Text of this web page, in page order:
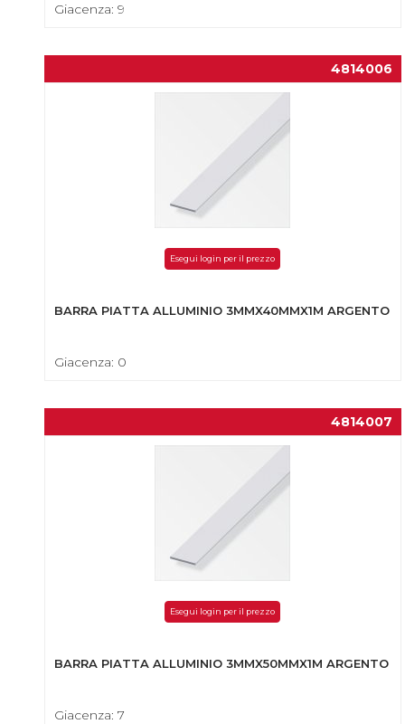
Giacenza: 9
4814006
Esegui login per il prezzo
BARRA PIATTA ALLUMINIO 3MMX40MMX1M ARGENTO
Giacenza: 0
4814007
Esegui login per il prezzo
BARRA PIATTA ALLUMINIO 3MMX50MMX1M ARGENTO
Giacenza: 7